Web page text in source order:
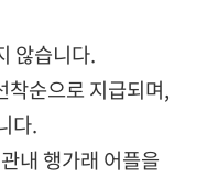
않습니다.
순으로 지급되며,
다.
내 행가래 어플을